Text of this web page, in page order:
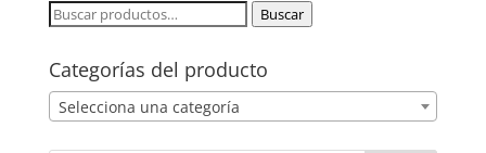
Buscar
Buscar
Categorías del producto
Selecciona una categoría